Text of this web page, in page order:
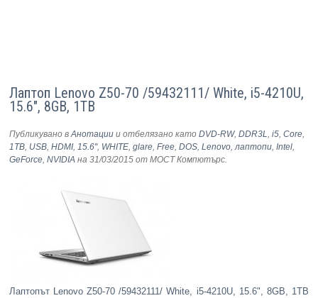
Лаптоп Lenovo Z50-70 /59432111/ White, i5-4210U,
15.6", 8GB, 1TB
Публикувано вАнотации и отбелязано катоDVD-RW,DDR3L,i5,Core,
1TB, USB,HDMI,15.6'', WHITE,glare,Free,DOS,Lenovo,лаптопи,Intel,
GeForce,NVIDIA на 31/03/2015 от МОСТ Компютърс.
Лаптопът Lenovo Z50-70 /59432111/ White, i5-4210U, 15.6", 8GB, 1TB